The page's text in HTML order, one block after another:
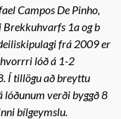
Campos De Pinho,
1a og b
frá 2009 er
lóð á 1-2
Í tillögu að breyttu
verði byggð 8
bílgeymslu.